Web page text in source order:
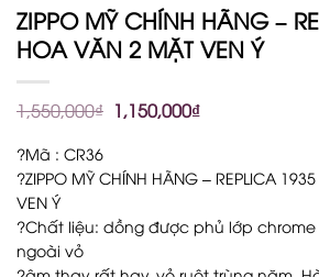
ZIPPO MỸ CHÍNH HÃNG –
HOA VĂN 2 MẶT VEN Ý
1,550,000₫ 1,150,000₫
?Mã : CR36
?ZIPPO MỸ CHÍNH HÃNG – REPLICA
VEN Ý
?Chất liệu: dồng được phủ lớp
ngoài vỏ